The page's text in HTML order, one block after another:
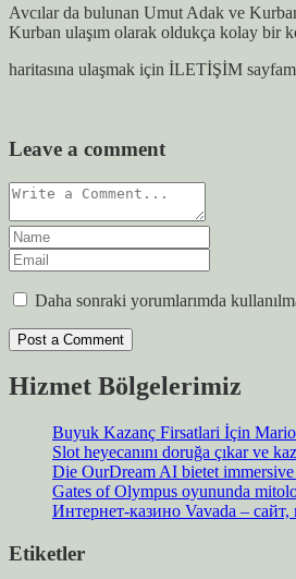
Avcılar da bulunan Umut Adak ve
Kurban ulaşım olarak oldukça kolay bir
haritasına ulaşmak için İLETİŞİM
Leave a comment
Daha sonraki yorumlarımda
Hizmet Bölgelerimiz
Buyuk Kazanç Firsatlari İçin
Slot heyecanını doruğa çıkar ve
Die OurDream AI bietet
Gates of Olympus oyununda
Интернет-казино Vavada –
Etiketler